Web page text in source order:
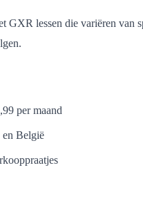
GXR lessen die variëren
per maand
België